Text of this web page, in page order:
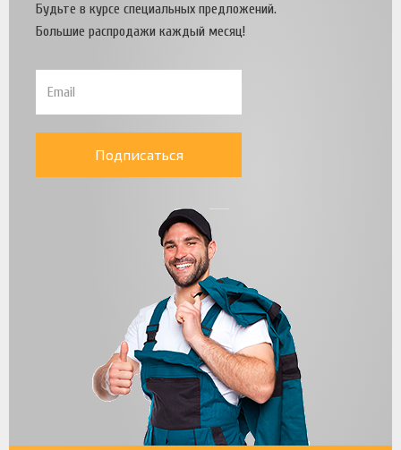
Будьте в курсе специальных предложений.
Большие распродажи каждый месяц!
Подписаться